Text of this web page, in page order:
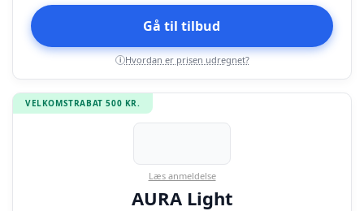
Gå til tilbud
i Hvordan er prisen udregnet?
VELKOMSTRABAT 500 KR.
Læs anmeldelse
AURA Light